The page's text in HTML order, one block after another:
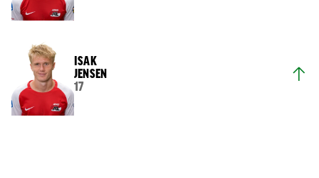
ISAK
JENSEN
17